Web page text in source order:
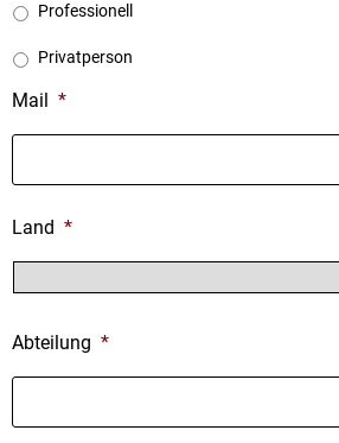
Professionell
Privatperson
Mail *
Land *
Abteilung *